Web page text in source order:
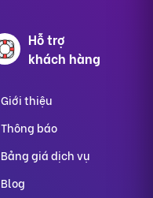
Hỗ trợ
khách hàng
Giới thiệu
Thông báo
Bảng giá dịch vụ
Blog